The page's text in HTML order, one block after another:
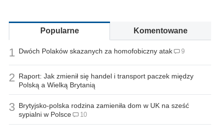
Popularne Komentowane
1 Dwóch Polaków skazanych za homofobiczny atak 9
2 Raport: Jak zmienił się handel i transport paczek między
Polską a Wielką Brytanią
3 Brytyjsko-polska rodzina zamieniła dom w UK na sześć
sypialni w Polsce
10